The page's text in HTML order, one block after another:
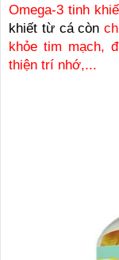
Omega-3 tinh
khiết từ cá còn
khỏe tim mạch,
thiện trí nhớ,...